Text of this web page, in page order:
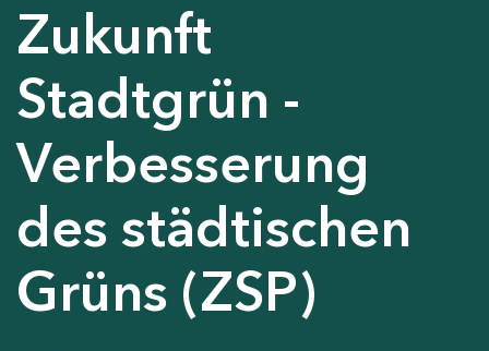
Zukunft
Stadtgrün -
Verbesserung
des städtischen
Grüns (ZSP)